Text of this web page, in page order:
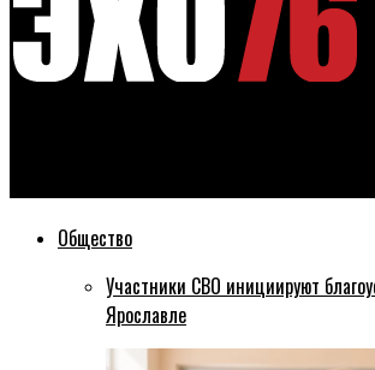
Общество
Участники СВО инициируют
Ярославле